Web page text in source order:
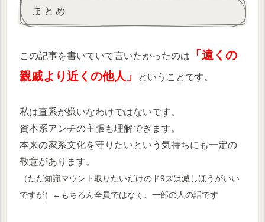
まとめ
この記事を書いていて言いたかったのは
「遠くの
親戚より近くの他人」
ということです。
私は直系が嫌いなわけではないです。
資本系アンチの主張も理解できます。
本来の家系文化を守りたいという気持ちにも一定の
敬意があります。
（ただ知識マウント取りたいだけのド9ズは滅しほうがいい
ですが）←もちろん全員ではなく、一部の人の話です